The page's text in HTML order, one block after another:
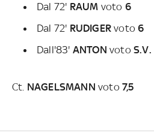
Dal 72' RAUM voto 6
Dal 72' RUDIGERvoto6
Dall'83' ANTONvoto S.V.
Ct. NAGELSMANN voto7,5